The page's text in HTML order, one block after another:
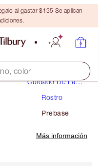
al gastar $135 Se aplican
color
Cuidado De La
Rostro
Prebase
Más información